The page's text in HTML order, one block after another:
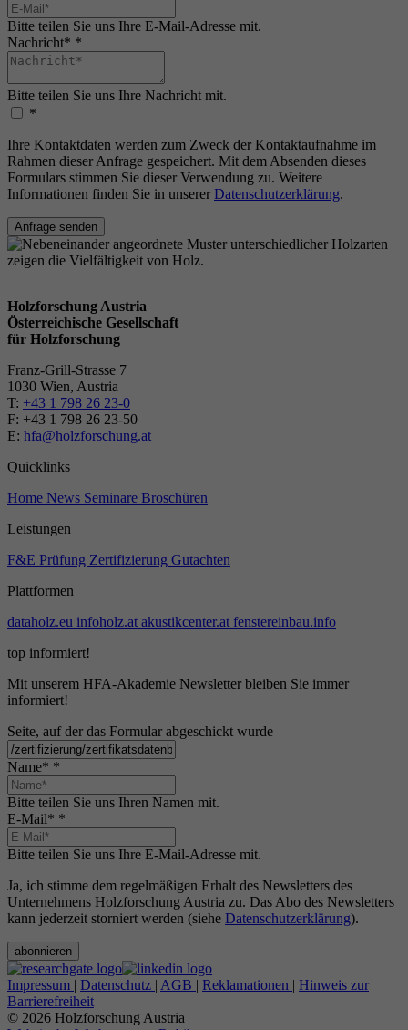
Bitte teilen Sie uns Ihre E-Mail-Adresse mit.
Nachricht* *
Bitte teilen Sie uns Ihre Nachricht mit.
*
Ihre Kontaktdaten werden zum Zweck der Kontaktaufnahme im
Rahmen dieser Anfrage gespeichert. Mit dem Absenden dieses
Formulars stimmen Sie dieser Verwendung zu. Weitere
Informationen finden Sie in unserer Datenschutzerklärung.
Anfrage senden
Holzforschung Austria
Österreichische Gesellschaft
für Holzforschung
Franz-Grill-Strasse 7
1030 Wien, Austria
T: +43 1 798 26 23-0
​​F: +43 1 798 26 23-50
E: hfa@holzforschung.at
Quicklinks
Home News Seminare Broschüren
Leistungen
F&E Prüfung Zertifizierung Gutachten
Plattformen
dataholz.eu infoholz.at akustikcenter.at fenstereinbau.info
top informiert!
Mit unserem HFA-Akademie Newsletter bleiben Sie immer
informiert!
Seite, auf der das Formular abgeschickt wurde
Name* *
Bitte teilen Sie uns Ihren Namen mit.
E-Mail* *
Bitte teilen Sie uns Ihre E-Mail-Adresse mit.
Ja, ich stimme dem regelmäßigen Erhalt des Newsletters des
Unternehmens Holzforschung Austria zu. Das Abo des Newsletters
kann jederzeit storniert werden (siehe Datenschutzerklärung).
abonnieren
Impressum | Datenschutz | AGB | Reklamationen | Hinweis zur
Barrierefreiheit
© 2026 Holzforschung Austria